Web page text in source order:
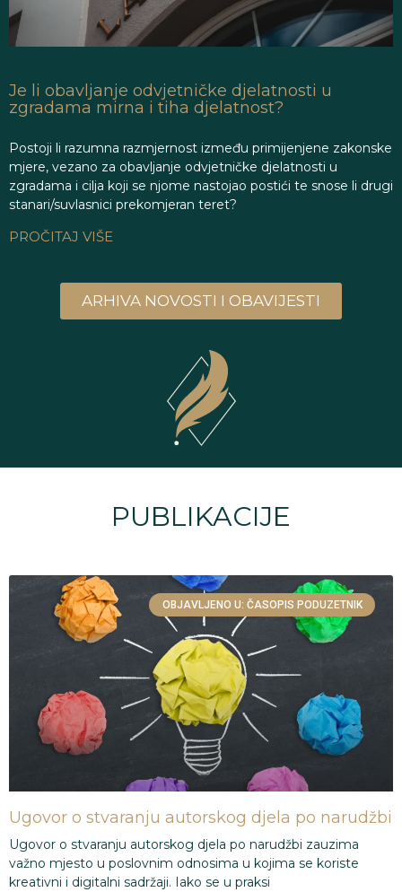
Je li obavljanje odvjetničke djelatnosti u
zgradama mirna i tiha djelatnost?
Postoji li razumna razmjernost između primijenjene zakonske
mjere, vezano za obavljanje odvjetničke djelatnosti u
zgradama i cilja koji se njome nastojao postići te snose li drugi
stanari/suvlasnici prekomjeran teret?
PROČITAJ VIŠE
ARHIVA NOVOSTI I OBAVIJESTI
PUBLIKACIJE
OBJAVLJENO U: ČASOPIS PODUZETNIK
Ugovor o stvaranju autorskog djela po narudžbi
Ugovor o stvaranju autorskog djela po narudžbi zauzima
važno mjesto u poslovnim odnosima u kojima se koriste
kreativni i digitalni sadržaji. Iako se u praksi